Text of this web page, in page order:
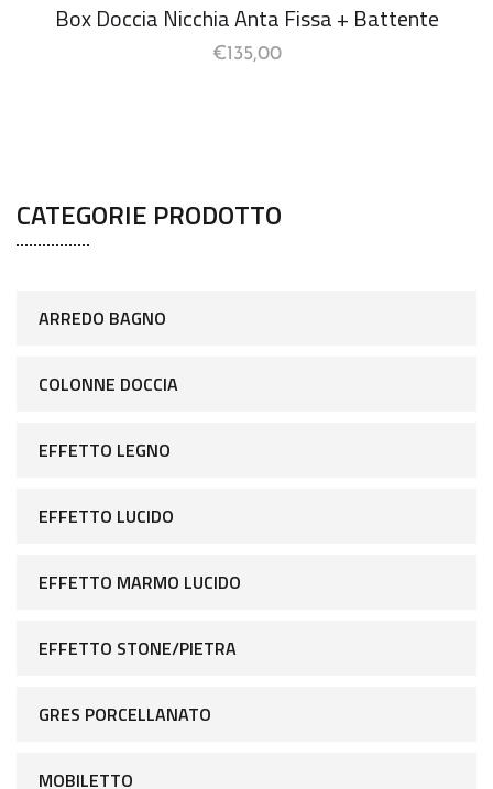
Box Doccia Nicchia Anta Fissa + Battente
€135,00
CATEGORIE PRODOTTO
ARREDO BAGNO
COLONNE DOCCIA
EFFETTO LEGNO
EFFETTO LUCIDO
EFFETTO MARMO LUCIDO
EFFETTO STONE/PIETRA
GRES PORCELLANATO
MOBILETTO